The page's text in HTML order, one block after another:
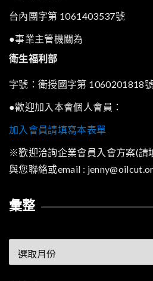
台內團字第 1061403537號
●事業主管機關為
衛生福利部
字號：衛授國字第 1060201818
●歡迎加入本會個人會員：
加入會員請填寫本表單
※歡迎洽詢企業會員入會方案(請
與您聯絡或email :
彙整
整